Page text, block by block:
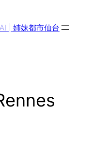
| 姉妹都市仙台